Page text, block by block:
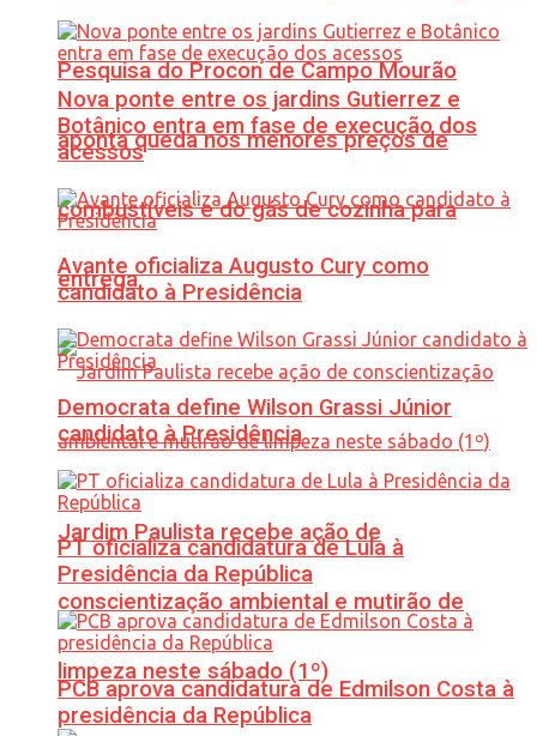
Pesquisa do Procon de Campo Mourão
aponta queda nos menores preços de
combustíveis e do gás de cozinha para
entrega
Jardim Paulista recebe ação de
conscientização ambiental e mutirão de
limpeza neste sábado (1º)
Nova ponte entre os jardins Gutierrez e
Botânico entra em fase de execução dos
acessos
Avante oficializa Augusto Cury como
candidato à Presidência
Democrata define Wilson Grassi Júnior
candidato à Presidência
PT oficializa candidatura de Lula à
Presidência da República
PCB aprova candidatura de Edmilson Costa à
presidência da República